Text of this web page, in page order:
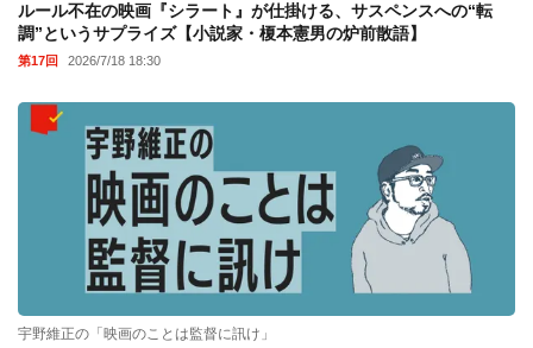
ルール不在の映画『シラート』が仕掛ける、サスペンスへの“転
調”というサプライズ【小説家・榎本憲男の炉前散語】
第17回 2026/7/18 18:30
宇野維正の「映画のことは監督に訊け」